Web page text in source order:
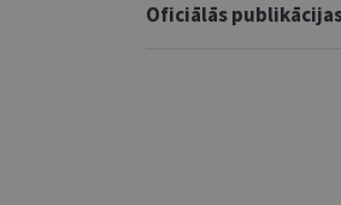
Oficiālās